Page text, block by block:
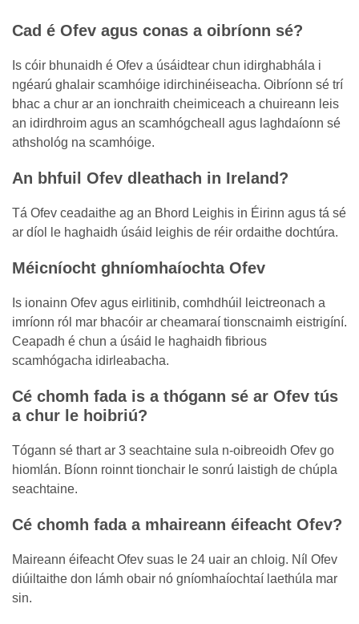
Cad é Ofev agus conas a oibríonn sé?
Is cóir bhunaidh é Ofev a úsáidtear chun idirghabhála i
ngéarú ghalair scamhóige idirchinéiseacha. Oibríonn sé trí
bhac a chur ar an ionchraith cheimiceach a chuireann leis
an idirdhroim agus an scamhógcheall agus laghdaíonn sé
athshológ na scamhóige.
An bhfuil Ofev dleathach in Ireland?
Tá Ofev ceadaithe ag an Bhord Leighis in Éirinn agus tá sé
ar díol le haghaidh úsáid leighis de réir ordaithe dochtúra.
Méicníocht ghníomhaíochta Ofev
Is ionainn Ofev agus eirlitinib, comhdhúil leictreonach a
imríonn ról mar bhacóir ar cheamaraí tionscnaimh eistrigíní.
Ceapadh é chun a úsáid le haghaidh fibrious
scamhógacha idirleabacha.
Cé chomh fada is a thógann sé ar Ofev tús
a chur le hoibriú?
Tógann sé thart ar 3 seachtaine sula n-oibreoidh Ofev go
hiomlán. Bíonn roinnt tionchair le sonrú laistigh de chúpla
seachtaine.
Cé chomh fada a mhaireann éifeacht Ofev?
Maireann éifeacht Ofev suas le 24 uair an chloig. Níl Ofev
diúiltaithe don lámh obair nó gníomhaíochtaí laethúla mar
sin.